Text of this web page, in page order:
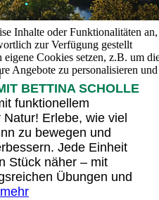
BETTINA SCHOLLE
funktionellem
Erlebe, wie viel
zu bewegen und
Jede Einheit
Stück näher – mit
Übungen und
mehr
Inhalte oder Funktionalitäten an,
zur Verfügung gestellt
Cookies setzen, z.B. um
Angebote zu personalisieren und